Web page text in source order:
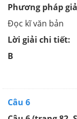
Phương pháp
Đọc kĩ văn bản
Lời giải chi tiết:
B
Câu 6